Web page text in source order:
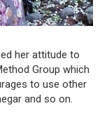
her attitude to
Group which
to use other
and so on.